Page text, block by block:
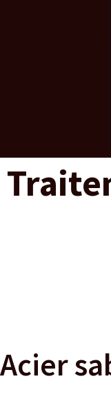
Acier